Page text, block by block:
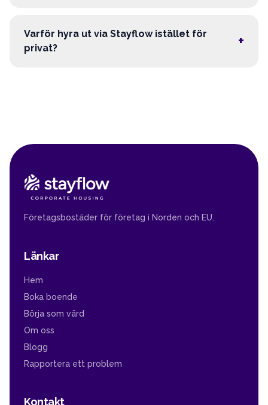
Varför hyra ut via Stayflow istället för
privat?
+
Företagsbostäder för företag i Norden och EU.
Länkar
Hem
Boka boende
Börja som värd
Om oss
Blogg
Rapportera ett problem
Kontakt